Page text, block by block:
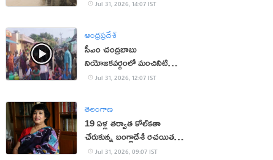
Jul 31, 2026, 14:07 IST
ఆంధ్రప్రదేశ్
సీఎం చంద్రబాబు
నియోజకవర్గంలో మంచినీటి
కష్టాలు.. మహిళలు ఆందోళన
Jul 31, 2026, 12:07 IST
తెలంగాణ
19 ఏళ్ల త‌ర్వాత కోల్‌క‌తా
చేరుకున్న బంగ్లాదేశీ ర‌చ‌యిత
త‌స్లీమా న‌స్రీన్‌
Jul 31, 2026, 09:07 IST